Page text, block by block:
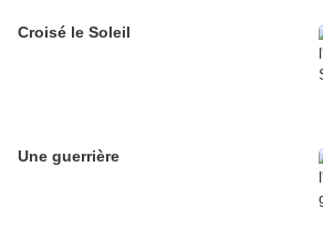
Croisé le Soleil
Une guerrière